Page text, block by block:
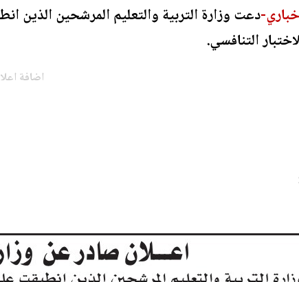
دعت وزارة التربية والتعليم المرشحين الذين
التنافسي.
اضافة